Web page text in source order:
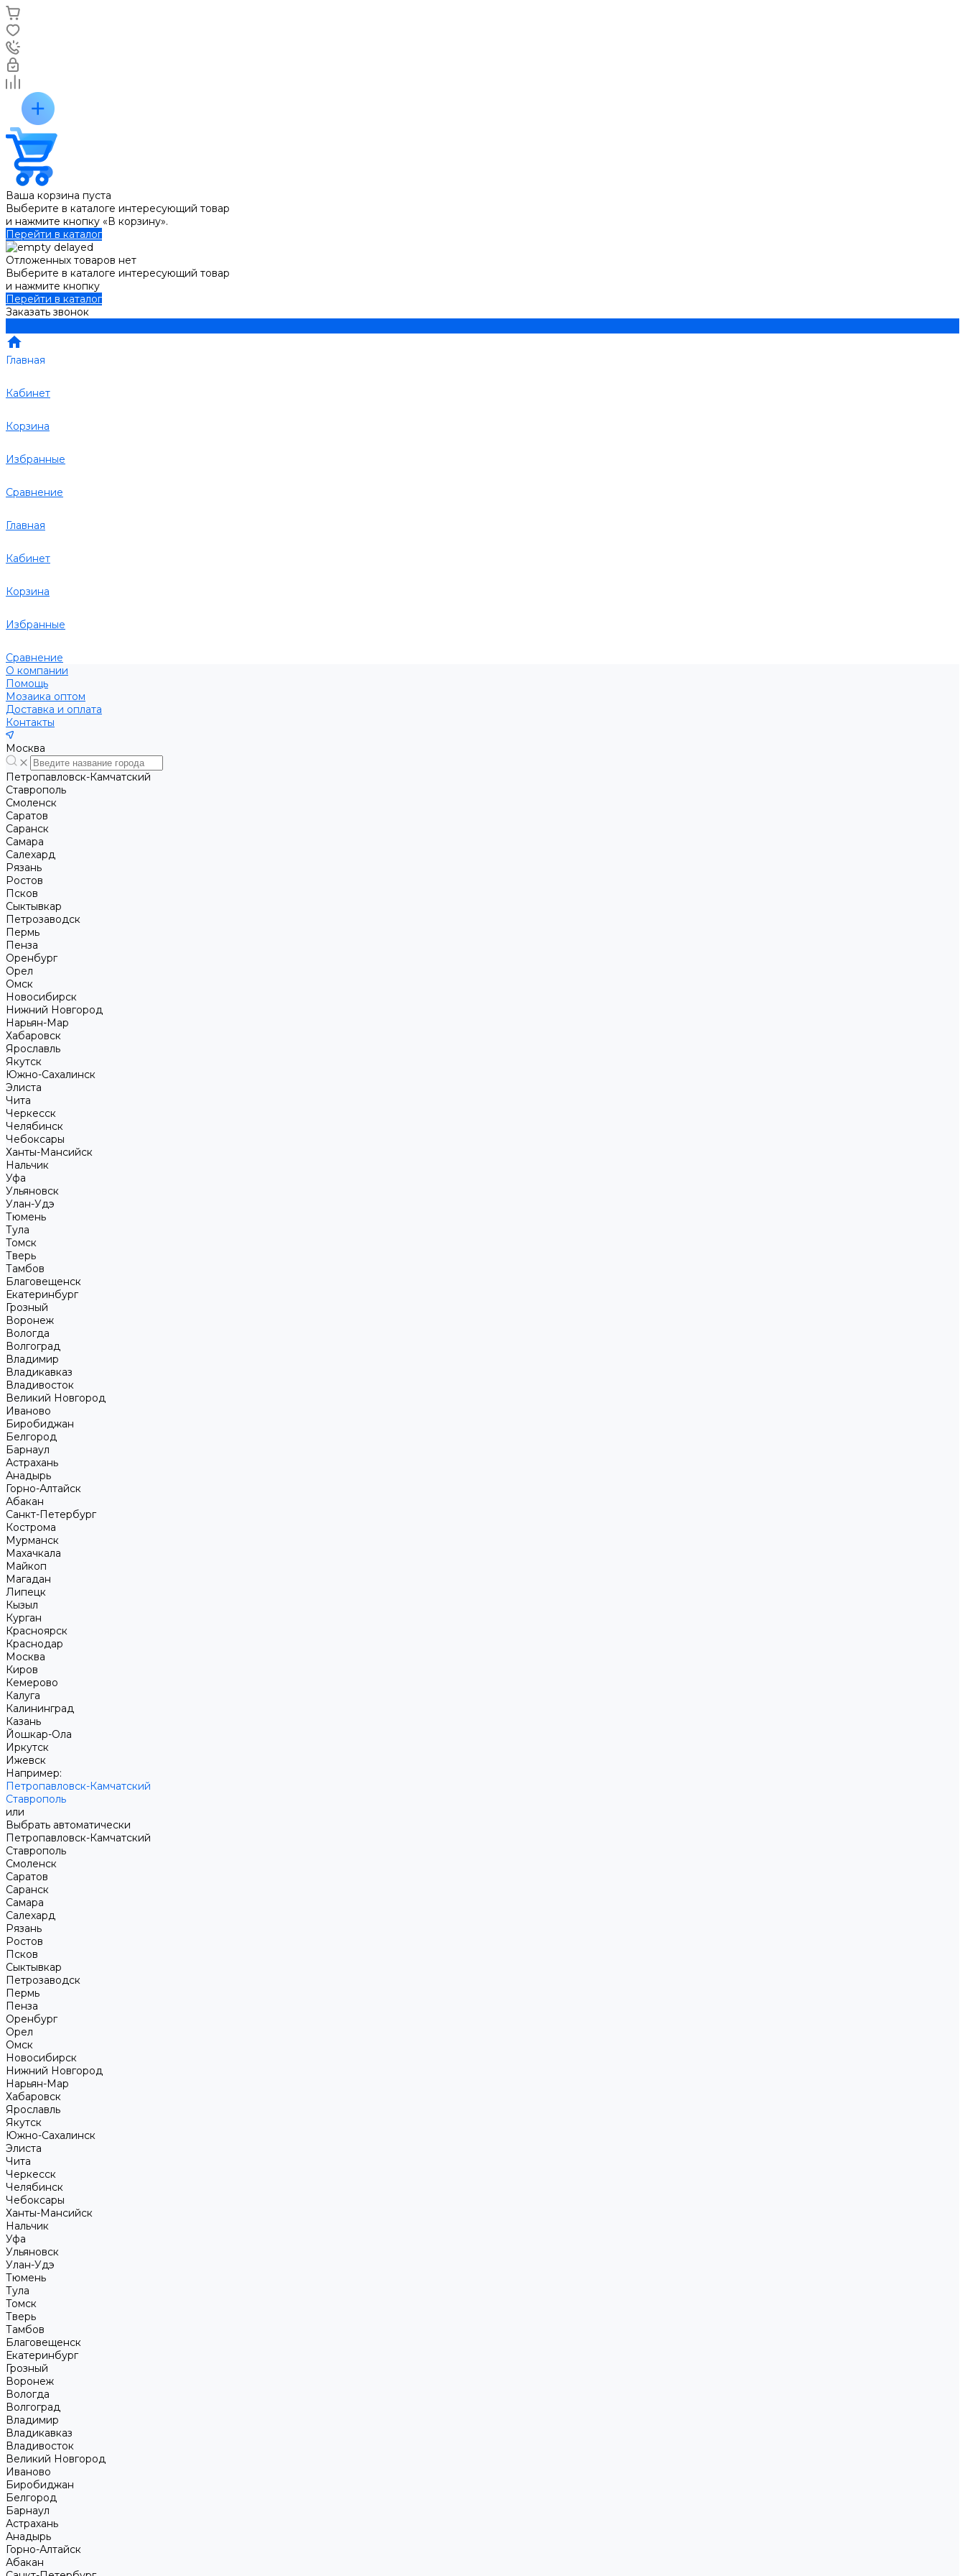
Ваша корзина пуста
Выберите в каталоге интересующий товар
и нажмите кнопку «В корзину».
Перейти в каталог
Отложенных товаров нет
Выберите в каталоге интересующий товар
и нажмите кнопку
Перейти в каталог
Заказать звонок
Главная
Кабинет
Корзина
Избранные
Сравнение
Главная
Кабинет
Корзина
Избранные
Сравнение
О компании
Помощь
Мозаика оптом
Доставка и оплата
Контакты
Москва
Петропавловск-Камчатский
Ставрополь
Смоленск
Саратов
Саранск
Самара
Салехард
Рязань
Ростов
Псков
Сыктывкар
Петрозаводск
Пермь
Пенза
Оренбург
Орел
Омск
Новосибирск
Нижний Новгород
Нарьян-Мар
Хабаровск
Ярославль
Якутск
Южно-Сахалинск
Элиста
Чита
Черкесск
Челябинск
Чебоксары
Ханты-Мансийск
Нальчик
Уфа
Ульяновск
Улан-Удэ
Тюмень
Тула
Томск
Тверь
Тамбов
Благовещенск
Екатеринбург
Грозный
Воронеж
Вологда
Волгоград
Владимир
Владикавказ
Владивосток
Великий Новгород
Иваново
Биробиджан
Белгород
Барнаул
Астрахань
Анадырь
Горно-Алтайск
Абакан
Санкт-Петербург
Кострома
Мурманск
Махачкала
Майкоп
Магадан
Липецк
Кызыл
Курган
Красноярск
Краснодар
Москва
Киров
Кемерово
Калуга
Калининград
Казань
Йошкар-Ола
Иркутск
Ижевск
Например:
Петропавловск-Камчатский
Ставрополь
или
Выбрать автоматически
Петропавловск-Камчатский
Ставрополь
Смоленск
Саратов
Саранск
Самара
Салехард
Рязань
Ростов
Псков
Сыктывкар
Петрозаводск
Пермь
Пенза
Оренбург
Орел
Омск
Новосибирск
Нижний Новгород
Нарьян-Мар
Хабаровск
Ярославль
Якутск
Южно-Сахалинск
Элиста
Чита
Черкесск
Челябинск
Чебоксары
Ханты-Мансийск
Нальчик
Уфа
Ульяновск
Улан-Удэ
Тюмень
Тула
Томск
Тверь
Тамбов
Благовещенск
Екатеринбург
Грозный
Воронеж
Вологда
Волгоград
Владимир
Владикавказ
Владивосток
Великий Новгород
Иваново
Биробиджан
Белгород
Барнаул
Астрахань
Анадырь
Горно-Алтайск
Абакан